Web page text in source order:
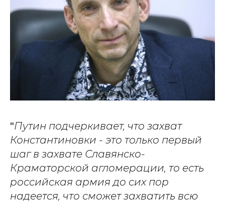
"Путин подчеркивает, что захват
Константиновки - это только первый
шаг в захвате Славянско-
Краматорской агломерации, то есть
российская армия до сих пор
надеется, что сможет захватить всю